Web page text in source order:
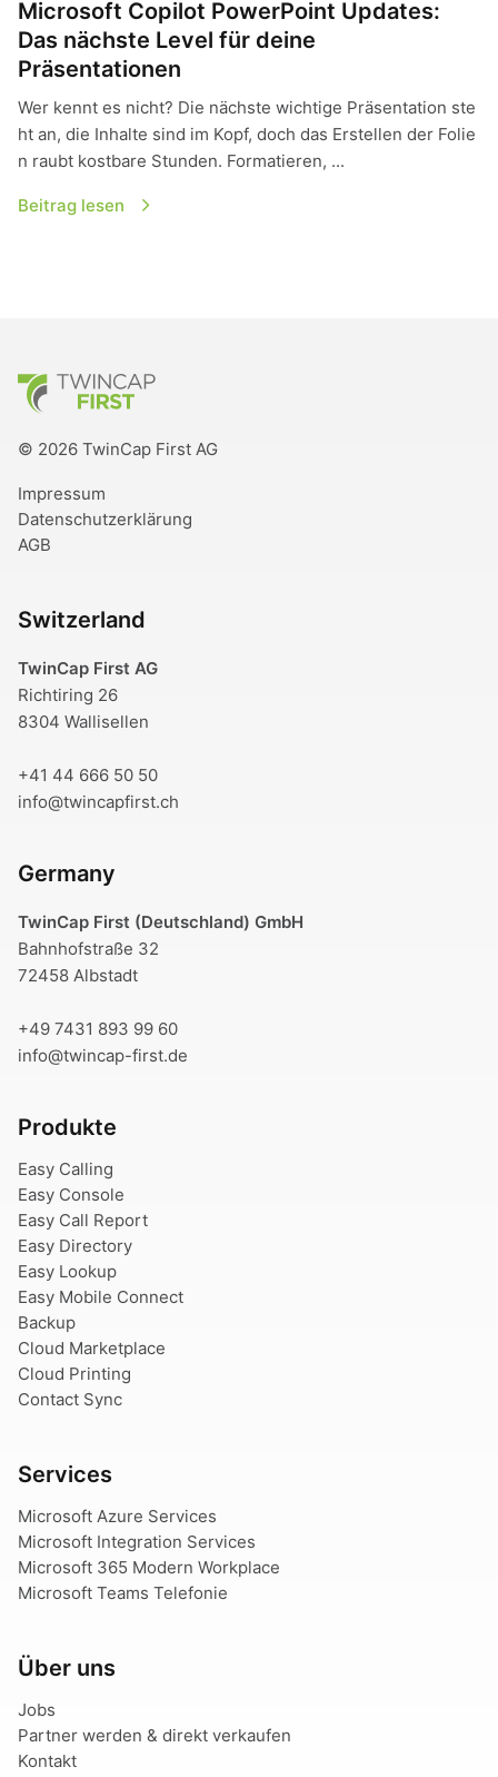
Microsoft Copilot PowerPoint Updates:
Das nächste Level für deine
Präsentationen
Wer kennt es nicht? Die nächste wichtige Präsentation ste
ht an, die Inhalte sind im Kopf, doch das Erstellen der Folie
n raubt kostbare Stunden. Formatieren, ...
Beitrag lesen
TwinCap First
© 2026 TwinCap First AG
Impressum
Datenschutzerklärung
AGB
Switzerland
TwinCap First AG
Richtiring 26
8304 Wallisellen
+41 44 666 50 50
info@twincapfirst.ch
Germany
TwinCap First (Deutschland) GmbH
Bahnhofstraße 32
72458 Albstadt
+49 7431 893 99 60
info@twincap-first.de
Produkte
Easy Calling
Easy Console
Easy Call Report
Easy Directory
Easy Lookup
Easy Mobile Connect
Backup
Cloud Marketplace
Cloud Printing
Contact Sync
Services
Microsoft Azure Services
Microsoft Integration Services
Microsoft 365 Modern Workplace
Microsoft Teams Telefonie
Über uns
Jobs
Partner werden & direkt verkaufen
Kontakt